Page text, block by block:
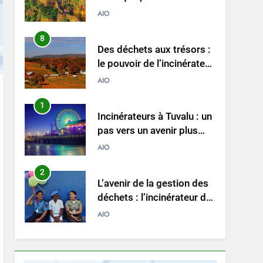
le problème des déchets
AIO
8
Des déchets aux trésors :
le pouvoir de l’incinérateur
de Sainte-Lucie
AIO
1
Incinérateurs à Tuvalu : un
pas vers un avenir plus
propre et plus vert
AIO
2
L’avenir de la gestion des
déchets : l’incinérateur du
Tadjikistan
AIO
3
Partir en fumée : examen